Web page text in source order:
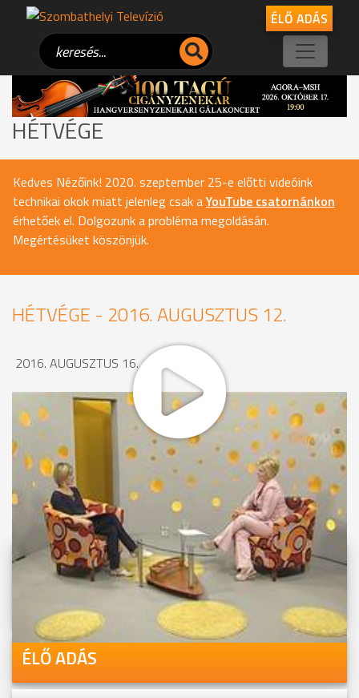
ÉLŐ ADÁS
HÉTVÉGE
Kedves Nézőink! 2020. szeptember 25-e előtti videóink
technikai okok miatt jelenleg csak aYouTube csatornánkon
érhetőek el. Dolgozunk a probléma megoldásán.
Megértésüket köszönjük.
HÉTVÉGE - 2016. AUGUSZTUS 12.
2016. AUGUSZTUS 16., 17:24
MEGOSZTÁS
Videóink megtekinthetőek
Youtube-csatornánkon is!
ÉLŐ ADÁS